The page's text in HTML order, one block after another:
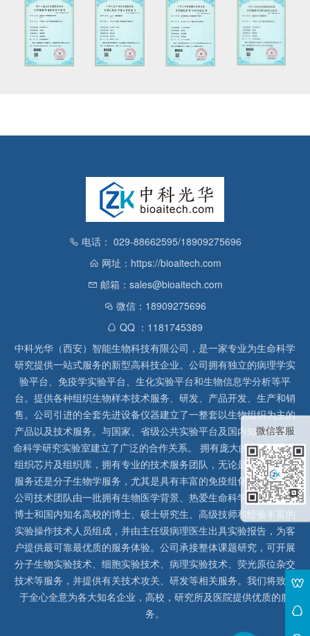
电话： 029-88662595/18909275696
网址：https://bioaitech.com
邮箱：sales@bioaitech.com
微信：18909275696
QQ ：1181745389
中科光华（西安）智能生物科技有限公司，是一家专业为生命科学
研究提供一站式服务的新型高科技企业。公司拥有独立的病理学实
验平台、免疫学实验平台、生化实验平台和生物信息学分析等平
台。提供各种组织生物样本技术服务、研发、产品开发、生产和销
售。公司引进的全套先进设备仪器建立了一整套以生物组织为主的
产品以及技术服务。与国家、省级公共实验平台及国内知名高校生
命科学研究实验室建立了广泛的合作关系。 拥有庞大的石蜡、冰冻
组织芯片及组织库，拥有专业的技术服务团队，无论是形态病理学
服务还是分子生物学服务，尤其是具有丰富的免疫组化实验经验，
公司技术团队由一批拥有生物医学背景、热爱生命科学研究的留美
博士和国内知名高校的博士、硕士研究生、高级技师和经验丰富的
实验操作技术人员组成，并由主任级病理医生出具实验报告，为客
户提供最可靠最优质的服务体验。公司承接整体课题研究，可开展
分子生物实验技术、细胞实验技术、病理实验技术、荧光原位杂交
技术等服务，并提供有关技术攻关、研发等相关服务。我们将致力
于全心全意为各大知名企业，高校，研究所及医院提供优质的服
务。
微信客服